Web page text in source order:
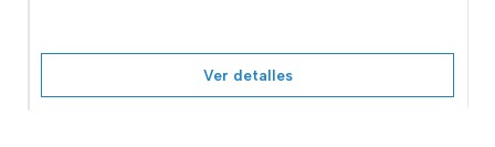
Ver detalles